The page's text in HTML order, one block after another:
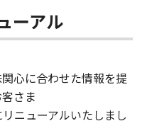
ーアル
心に合わせた情報を提
さま
ニューアルいたしまし